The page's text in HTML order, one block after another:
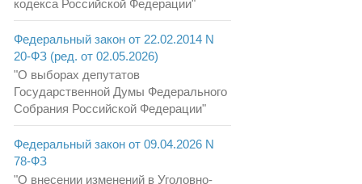
кодекса Российской Федерации"
Федеральный закон от 22.02.2014 N
20-ФЗ (ред. от 02.05.2026)
"О выборах депутатов
Государственной Думы Федерального
Собрания Российской Федерации"
Федеральный закон от 09.04.2026 N
78-ФЗ
"О внесении изменений в Уголовно-